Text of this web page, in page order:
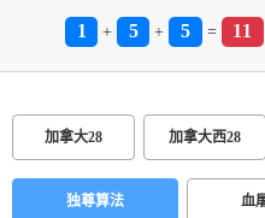
1 + 5 + 5 = 11
加拿大28 加拿大西28
独尊算法 血